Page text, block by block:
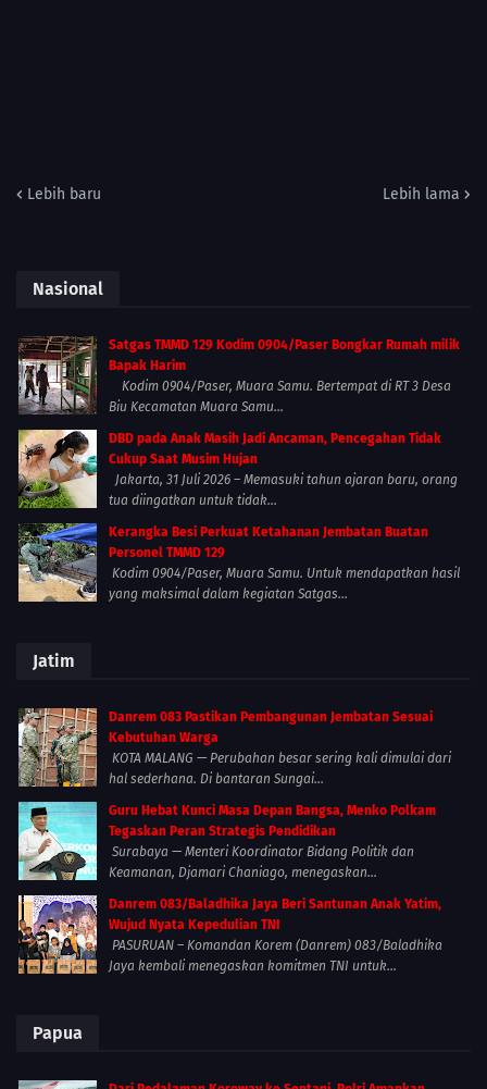
Lebih baru Lebih lama
Nasional
Satgas TMMD 129 Kodim 0904/Paser Bongkar Rumah milik
Bapak Harim
Kodim 0904/Paser, Muara Samu. Bertempat di RT 3 Desa
Biu Kecamatan Muara Samu...
DBD pada Anak Masih Jadi Ancaman, Pencegahan Tidak
Cukup Saat Musim Hujan
Jakarta, 31 Juli 2026 – Memasuki tahun ajaran baru, orang
tua diingatkan untuk tidak...
Kerangka Besi Perkuat Ketahanan Jembatan Buatan
Personel TMMD 129
Kodim 0904/Paser, Muara Samu. Untuk mendapatkan hasil
yang maksimal dalam kegiatan Satgas...
Jatim
Danrem 083 Pastikan Pembangunan Jembatan Sesuai
Kebutuhan Warga
KOTA MALANG — Perubahan besar sering kali dimulai dari
hal sederhana. Di bantaran Sungai...
Guru Hebat Kunci Masa Depan Bangsa, Menko Polkam
Tegaskan Peran Strategis Pendidikan
Surabaya — Menteri Koordinator Bidang Politik dan
Keamanan, Djamari Chaniago, menegaskan...
Danrem 083/Baladhika Jaya Beri Santunan Anak Yatim,
Wujud Nyata Kepedulian TNI
PASURUAN – Komandan Korem (Danrem) 083/Baladhika
Jaya kembali menegaskan komitmen TNI untuk...
Papua